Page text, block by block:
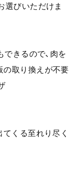
選びいただけま
きるので、肉を
の取り換えが不要
くる至れり尽く